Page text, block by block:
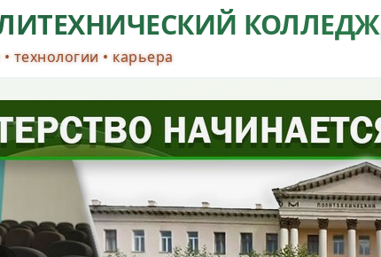
КОЛЛЕДЖ
технологии • карьера